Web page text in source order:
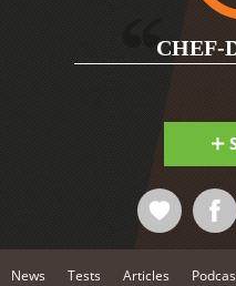
CHEF-
News Tests Articles